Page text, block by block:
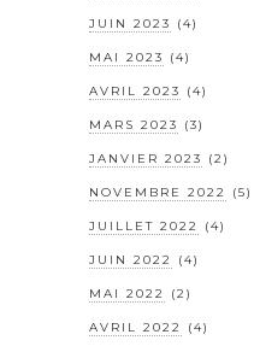
JUIN 2023 (4)
MAI 2023 (4)
AVRIL 2023 (4)
MARS 2023 (3)
JANVIER 2023 (2)
NOVEMBRE 2022 (5)
JUILLET 2022 (4)
JUIN 2022 (4)
MAI 2022 (2)
AVRIL 2022 (4)